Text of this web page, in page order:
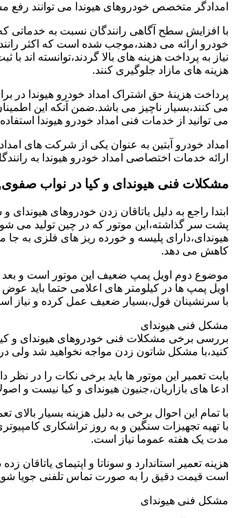
امدادگر متخصص خودروهای هیوندا می توانند رفع
با افزایش سطح آگاهی رانندگان نسبت به خدماتی
خودرو ارائه می دهند،موجب شده است که اکثر
نیاز به پرداخت هزینه های بالا گردند،توانسته اند
هزینه های مازاد جلوگیری کنند.
پرداخت هزینۀ حق اشتراک امداد خودرو هیوندا در
می کنند،بسیار ناچیز می باشد.ضمن آنکه این
می توانید از خدمات فنی امداد خودرو هیوندا استفاده
امداد خودرو آبتین به عنوان یکی از شرکت های
ارائه خدمات اختصاصی امداد خودرو هیوندا به
مشکلات فنی هیوندای و کیا در نواب
پشت سر گذاشته،این موتور که در چین تولید می شود
هیوندای،دارای پلیسه و خورده ریز های فلزی به
کاهش می دهد.
اویل پمپ ها در کیلومتر های اعلامی حتما باید
با سرنشینان فول،بسیار ضعیف عمل کرده و نیاز
مشکل فنی هیوندای
بررسی برخی مشکلات فنی خودروهای هیوندای و کیا
کنید،با مشکل شاتون زدن مواجه نخواهید شد ولی
ادعا های بازاریان،جنیون هیوندای و کیا نیست و اصولا این خودروساز به هیچ وجه یاتاقان 25 و پنجاه
با تمام این احوال برخی به دلیل هزینه بسیار
با تهیه تجهیزات سنگین و به روز تراشکاری
مدت یک هفته عموما نیاز است.
است قیمت دقیق را به صورت تماس تلفنی جویا
مشکل فنی هیوندای